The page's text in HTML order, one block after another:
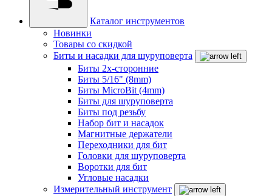
Каталог инструментов
Новинки
Товары со скидкой
Биты и насадки для шуруповерта
Биты 2х-сторонние
Биты 5/16" (8mm)
Биты MicroBit (4mm)
Биты для шуруповерта
Биты под резьбу
Набор бит и насадок
Магнитные держатели
Переходники для бит
Головки для шуруповерта
Воротки для бит
Угловые насадки
Измерительный инструмент